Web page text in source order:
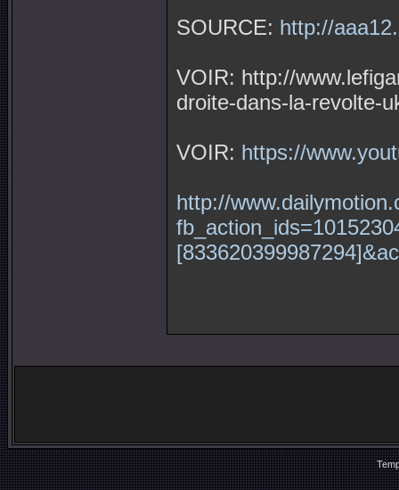
SOURCE: http://
VOIR: http://
droite-dans-la-revolte-
VOIR: https://
http://